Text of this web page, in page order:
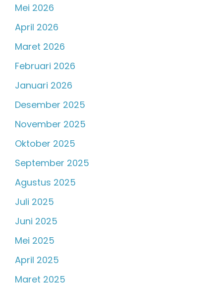
Mei 2026
April 2026
Maret 2026
Februari 2026
Januari 2026
Desember 2025
November 2025
Oktober 2025
September 2025
Agustus 2025
Juli 2025
Juni 2025
Mei 2025
April 2025
Maret 2025